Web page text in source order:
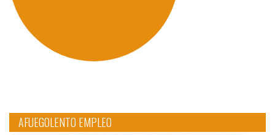
AFUEGOLENTO EMPLEO